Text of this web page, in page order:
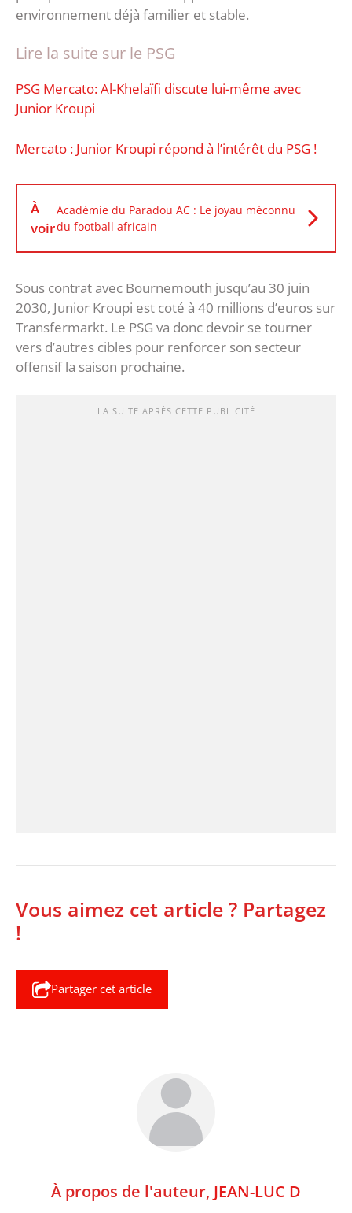
environnement déjà familier et stable.
Lire la suite sur le PSG
PSG Mercato: Al-Khelaïfi discute lui-même avec
Junior Kroupi
Mercato : Junior Kroupi répond à l’intérêt du PSG !
À
voir
Académie du Paradou AC : Le joyau méconnu
du football africain
Sous contrat avec Bournemouth jusqu’au 30 juin
2030, Junior Kroupi est coté à 40 millions d’euros sur
Transfermarkt. Le PSG va donc devoir se tourner
vers d’autres cibles pour renforcer son secteur
offensif la saison prochaine.
LA SUITE APRÈS CETTE PUBLICITÉ
Vous aimez cet article ? Partagez
!
Partager cet article
À propos de l'auteur, JEAN-LUC D